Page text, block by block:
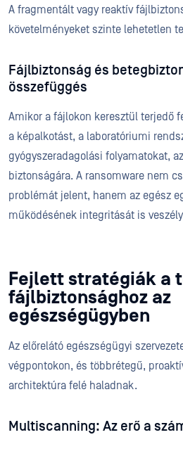
A fragmentált vagy reaktív
követelményeket szinte lehetetlen
Fájlbiztonság és
összefüggés
Amikor a fájlokon keresztül terjedő
a képalkotást, a laboratóriumi
gyógyszeradagolási folyamatokat,
biztonságára. A ransomware nem
problémát jelent, hanem az egész
működésének integritását is
Fejlett stratégiák a
fájlbiztonsághoz az
egészségügyben
Az előrelátó egészségügyi
végpontokon, és többrétegű,
architektúra felé haladnak.
Multiscanning: Az erő a